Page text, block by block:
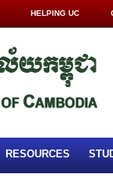
HELPING UC
RESOURCES